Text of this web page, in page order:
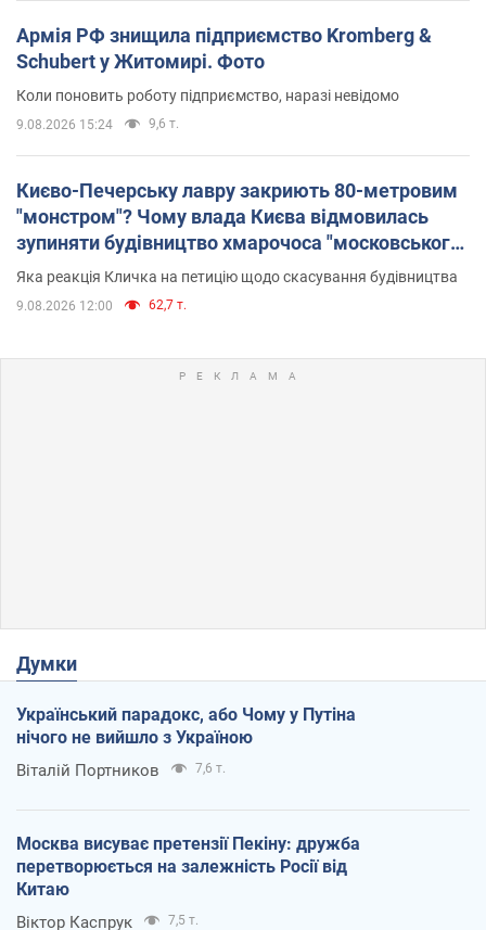
Армія РФ знищила підприємство Kromberg &
Schubert у Житомирі. Фото
Коли поновить роботу підприємство, наразі невідомо
9.08.2026 15:24 9,6 т.
Києво-Печерську лавру закриють 80-метровим
"монстром"? Чому влада Києва відмовилась
зупиняти будівництво хмарочоса "московського
вірянина"
Яка реакція Кличка на петицію щодо скасування будівництва
9.08.2026 12:00 62,7 т.
Думки
Український парадокс, або Чому у Путіна
нічого не вийшло з Україною
Віталій Портников 7,6 т.
Москва висуває претензії Пекіну: дружба
перетворюється на залежність Росії від
Китаю
Віктор Каспрук 7,5 т.